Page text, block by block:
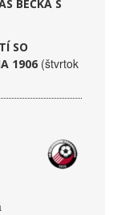
BÉČKA S
SO
1906 (štvrtok